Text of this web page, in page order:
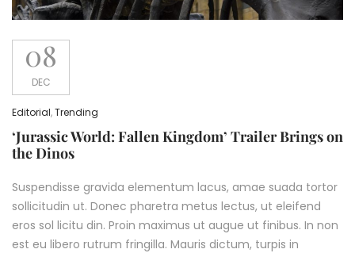
08
DEC
Editorial,Trending
‘Jurassic World: Fallen Kingdom’ Trailer Brings on
the Dinos
Suspendisse gravida elementum lacus, amae suada tortor
sollicitudin ut. Donec pharetra metus lectus, ut eleifend
eros sol licitu din. Proin maximus ut augue ut finibus. In non
est eu libero rutrum fringilla. Mauris dictum, turpis in